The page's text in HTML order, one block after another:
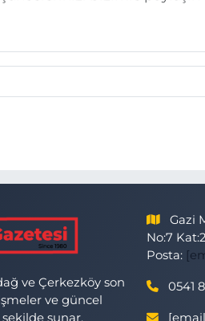
ve Çerkezköy son
ve güncel
sunar.
Gazi
No:7
Posta:
0541